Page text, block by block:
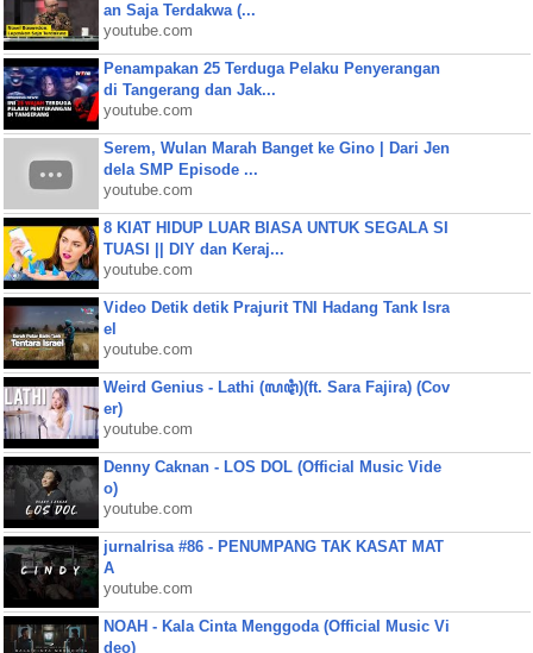
an Saja Terdakwa (...
youtube.com
Penampakan 25 Terduga Pelaku Penyerangan
di Tangerang dan Jak...
youtube.com
Serem, Wulan Marah Banget ke Gino | Dari Jen
dela SMP Episode ...
youtube.com
8 KIAT HIDUP LUAR BIASA UNTUK SEGALA SI
TUASI || DIY dan Keraj...
youtube.com
Video Detik detik Prajurit TNI Hadang Tank Isra
el
youtube.com
Weird Genius - Lathi (ꦭꦛꦶ)(ft. Sara Fajira) (Cov
er)
youtube.com
Denny Caknan - LOS DOL (Official Music Vide
o)
youtube.com
jurnalrisa #86 - PENUMPANG TAK KASAT MAT
A
youtube.com
NOAH - Kala Cinta Menggoda (Official Music Vi
deo)